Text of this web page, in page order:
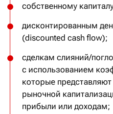
собственному
дисконтированным
(discounted cash flow);
сделкам слияний/
с использованием
которые
рыночной
прибыли или доходам;